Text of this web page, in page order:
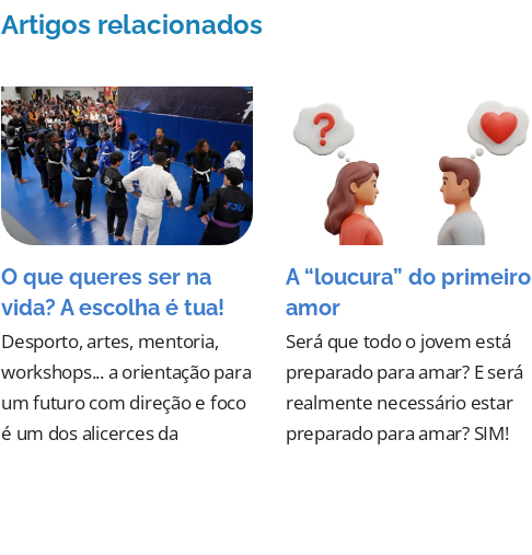
Artigos relacionados
O que queres ser na
vida? A escolha é tua!
Desporto, artes, mentoria,
workshops... a orientação para
um futuro com direção e foco
é um dos alicerces da
A “loucura” do primeiro
amor
Será que todo o jovem está
preparado para amar? E será
realmente necessário estar
preparado para amar? SIM!